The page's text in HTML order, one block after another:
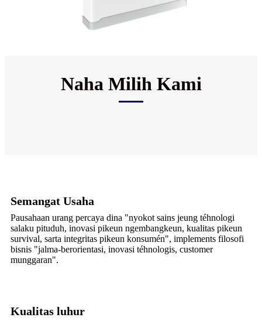
Naha Milih Kami
Semangat Usaha
Pausahaan urang percaya dina "nyokot sains jeung téhnologi
salaku pituduh, inovasi pikeun ngembangkeun, kualitas pikeun
survival, sarta integritas pikeun konsumén", implements filosofi
bisnis "jalma-berorientasi, inovasi téhnologis, customer
munggaran".
Kualitas luhur